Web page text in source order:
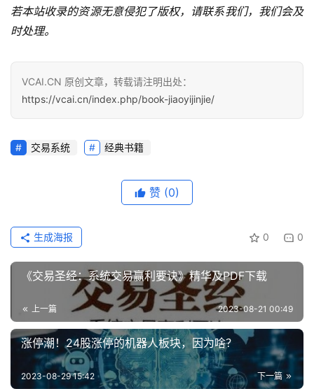
若本站收录的资源无意侵犯了版权，请联系我们，我们会及
时处理。
VCAI.CN 原创文章，转载请注明出处：
https://vcai.cn/index.php/book-jiaoyijinjie/
交易系统 经典书籍
赞 (0)
0 0
生成海报
《交易圣经：系统交易赢利要诀》精华及PDF下载
上一篇 2023-08-21 00:49
涨停潮！24股涨停的机器人板块，因为啥？
下一篇
2023-08-29 15:42